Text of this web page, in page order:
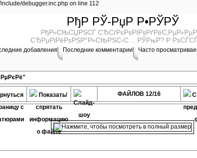
debugger.inc.php on line 112
РђР РЎ-РџР Р•РЎРЎ
РђР»СЊСЏРЅСЃ
СЂРµРіРёРѕРЅР°Р»СЊРЅС‹С… РЎРњР? Р
добавления Последние комментарии Часто
ФАЙЛОВ 12/16